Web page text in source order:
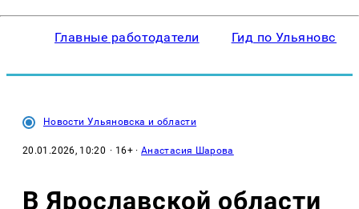
Главные работодатели Гид по Ульяновску
Новости Ульяновска и области
20.01.2026, 10:20 · 16+ ·Анастасия Шарова
В Ярославской области